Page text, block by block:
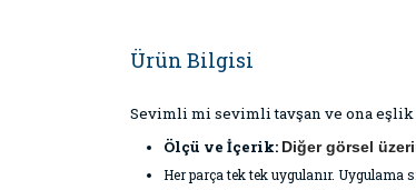
Ürün Bilgisi
Sevimli mi sevimli tavşan ve ona
Ölçü ve İçerik: Diğer görsel
Her parça tek tek uygulanır. Uygulama